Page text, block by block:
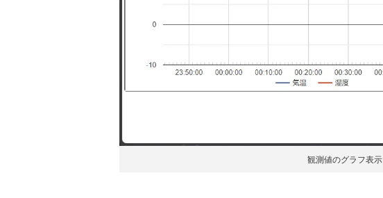
観測値のグラフ表示